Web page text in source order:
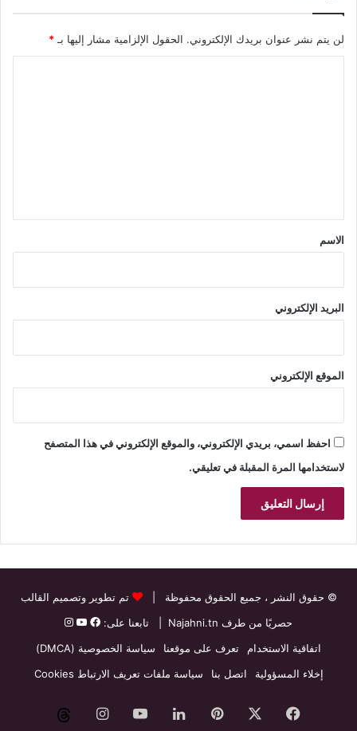
لن يتم نشر عنوان بريدك الإلكتروني. الحقول الإلزامية مشار إليها بـ *
*
الاسم
البريد الإلكتروني
الموقع الإلكتروني
احفظ اسمي، بريدي الإلكتروني، والموقع الإلكتروني في هذا المتصفح
لاستخدامها المرة المقبلة في تعليقي.
© حقوق النشر ، جميع الحقوق محفوظة |
تم تطوير وتصميم القالب
حصريًا من طرف Najahni.tn | تابعنا على:
اتفاقية الاستخدام
تعرف على موقعنا
سياسة الخصوصية (DMCA)
إخلاء المسؤولية
اتصل بنا سياسة ملفات تعريف الارتباط Cookies
فيسبوك بينتيريستلينكدإن‫YouTubeانستقرام